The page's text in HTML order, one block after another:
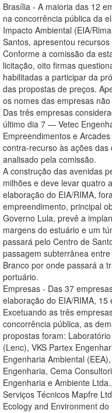
Brasília - A maioria das 12
na concorrência pública da
Impacto Ambiental (EIA/
Santos, apresentou
Conforme a comissão da
licitação, oito firmas
habilitadas a participar da
das propostas de preços.
os nomes das empresas
Das três empresas
último dia 7 — Vetec
Empreendimentos e
contra-recurso às ações
analisado pela comissão.
A construção das avenidas
milhões e deve levar quatro
elaboração do EIA/RIMA,
empreendimento, principal
Governo Lula, prevê a
margens do estuário e um
passará pelo Centro de
passagem subterrânea
Branco por onde passará a
portuário.
Empresas - Das 37
elaboração do EIA/RIMA,
Excetuando as três
concorrência pública, as
propostas foram:
(Lenc), VKS Partex
Engenharia Ambiental
Engenharia, Cema
Engenharia e Ambiente
Serviços Técnicos Mapfre
Ecology and Environment